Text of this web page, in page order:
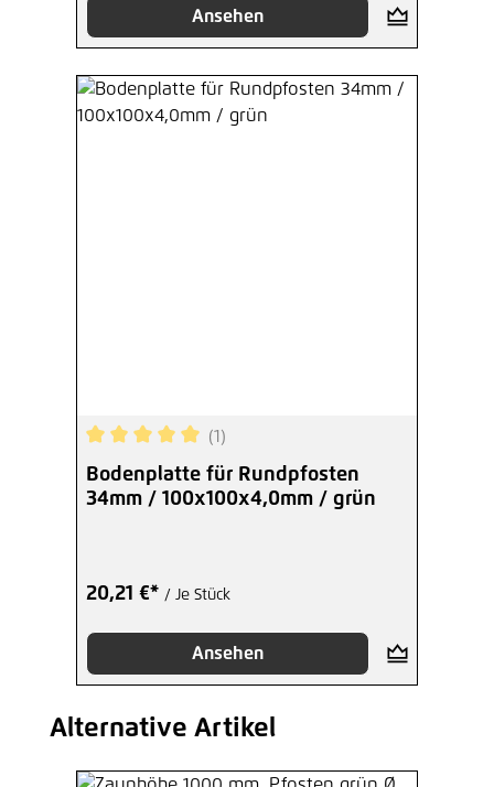
Ansehen
Durchschnittliche Bewertung von 5 von 5
(1)
Bodenplatte für Rundpfosten
34mm / 100x100x4,0mm / grün
20,21 €* / Je Stück
Ansehen
Produktgalerie überspringen
Alternative Artikel